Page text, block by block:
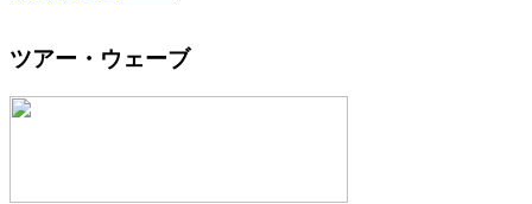
ツアー・ウェーブ